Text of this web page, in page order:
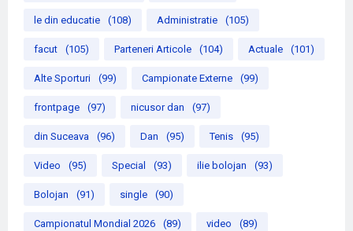
le din educatie (108) Administratie (105)
facut (105) Parteneri Articole (104) Actuale (101)
Alte Sporturi (99) Campionate Externe (99)
frontpage (97) nicusor dan (97)
din Suceava (96) Dan (95) Tenis (95)
Video (95) Special (93) ilie bolojan (93)
Bolojan (91) single (90)
Campionatul Mondial 2026 (89) video (89)